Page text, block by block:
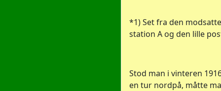
*1) Set fra den
station A og den lille
Stod man i vinteren
en tur nordpå, måtte